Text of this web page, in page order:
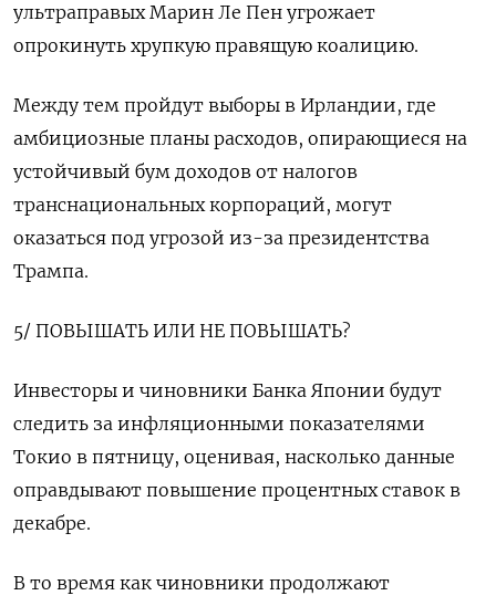
ультраправых Марин Ле Пен угрожает
опрокинуть хрупкую правящую коалицию.
Между тем пройдут выборы в Ирландии, где
амбициозные планы расходов, опирающиеся на
устойчивый бум доходов от налогов
транснациональных корпораций, могут
оказаться под угрозой из-за президентства
Трампа.
5/ ПОВЫШАТЬ ИЛИ НЕ ПОВЫШАТЬ?
Инвесторы и чиновники Банка Японии будут
следить за инфляционными показателями
Токио в пятницу, оценивая, насколько данные
оправдывают повышение процентных ставок в
декабре.
В то время как чиновники продолжают